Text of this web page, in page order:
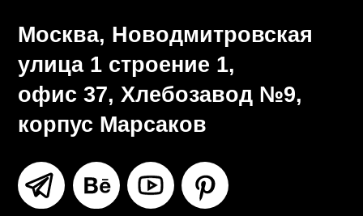
Москва, Новодмитровская
улица 1 строение 1,
офис 37, Хлебозавод №9,
корпус Марсаков